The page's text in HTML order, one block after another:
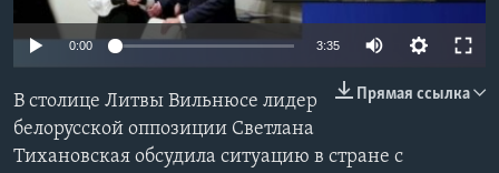
Learning English
СОЦИАЛЬНЫЕ СЕТИ
0:00 3:35
Прямая ссылка
В столице Литвы Вильнюсе лидер
белорусской оппозиции Светлана
Тихановская обсудила ситуацию в стране с